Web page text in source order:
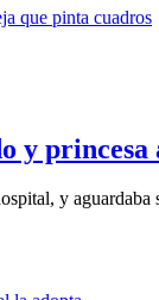
y
y aguardaba